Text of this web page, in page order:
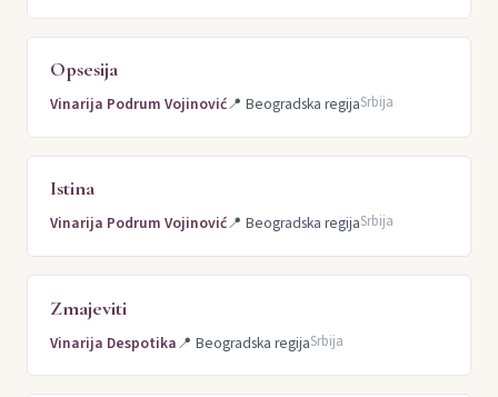
Opsesija
Vinarija Podrum Vojinović📍 Beogradska regijaSrbija
Istina
Vinarija Podrum Vojinović📍 Beogradska regijaSrbija
Zmajeviti
Vinarija Despotika📍 Beogradska regijaSrbija